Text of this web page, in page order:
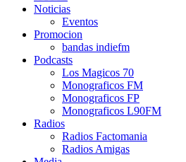
Noticias
Eventos
Promocion
bandas indiefm
Podcasts
Los Magicos 70
Monograficos FM
Monograficos FP
Monograficos L90FM
Radios
Radios Factomania
Radios Amigas